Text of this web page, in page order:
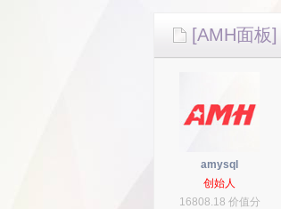
[AMH面板]
amysql
创始人
16808.18 价值分